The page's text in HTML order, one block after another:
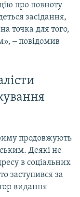
про повноту
засідання,
точка для того,
‒ повідомив
продовжують
Деякі не
в соціальних
заступився за
видання